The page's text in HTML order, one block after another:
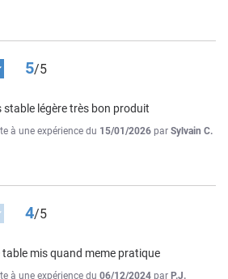
5/5
légère très bon produit
à une expérience du 15/01/2026 par Sylvain C.
4/5
table mis quand meme pratique
à une expérience du 06/12/2024 par P.J.